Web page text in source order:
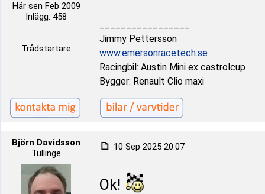
Här sen Feb 2009
Inlägg: 458
Trådstartare
Jimmy Pettersson
www.emersonracetech.se
Racingbil: Austin Mini ex castrolcup
Bygger: Renault Clio maxi
Björn Davidsson
Tullinge
10 Sep 2025 20:07
Ok!